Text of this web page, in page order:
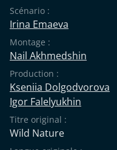
Scénario :
Irina Emaeva
Montage :
Nail Akhmedshin
Production :
Kseniia Dolgodvorova
Igor Falelyukhin
Titre original :
Wild Nature